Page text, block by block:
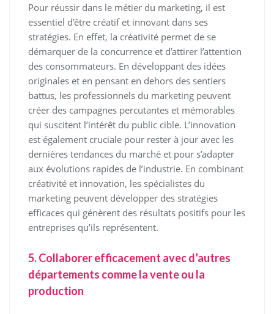
Pour réussir dans le métier du marketing, il est
essentiel d’être créatif et innovant dans ses
stratégies. En effet, la créativité permet de se
démarquer de la concurrence et d’attirer l’attention
des consommateurs. En développant des idées
originales et en pensant en dehors des sentiers
battus, les professionnels du marketing peuvent
créer des campagnes percutantes et mémorables
qui suscitent l’intérêt du public cible. L’innovation
est également cruciale pour rester à jour avec les
dernières tendances du marché et pour s’adapter
aux évolutions rapides de l’industrie. En combinant
créativité et innovation, les spécialistes du
marketing peuvent développer des stratégies
efficaces qui génèrent des résultats positifs pour les
entreprises qu’ils représentent.
5. Collaborer efficacement avec d’autres
départements comme la vente ou la
production